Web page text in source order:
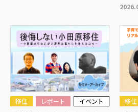
移住 レポート イベント 移住